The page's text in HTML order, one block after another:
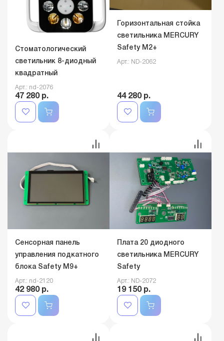
Стоматологический
светильник 8-диодный
квадратный
Арт.: nd-2076
47 280 р.
Горизонтальная стойка
светильника MERCURY
Safety М2+
Арт.: ND-2062
44 280 р.
Сенсорная панель
управления подкатного
блока Safety M9+
Арт.: nd-2120
42 980 р.
Плата 20 диодного
светильника MERCURY
Safety
Арт.: ND-2072
19 150 р.